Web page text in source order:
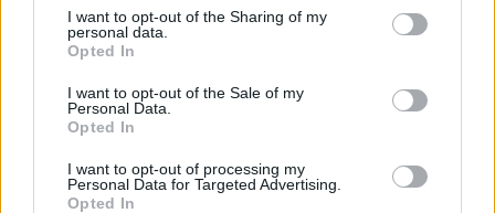
I want to opt-out of the Sharing of my
personal data.
Opted In
I want to opt-out of the Sale of my
Personal Data.
Opted In
I want to opt-out of processing my
Personal Data for Targeted Advertising.
Opted In
Auto Pour Vous 5 août 2026